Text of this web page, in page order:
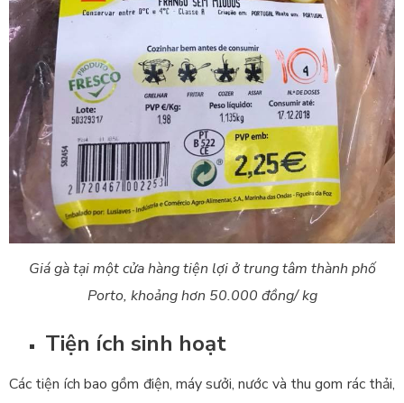
Giá gà tại một cửa hàng tiện lợi ở trung tâm thành phố
Porto, khoảng hơn 50.000 đồng/ kg
Tiện ích sinh hoạt
Các tiện ích bao gồm điện, máy sưởi, nước và thu gom rác thải,